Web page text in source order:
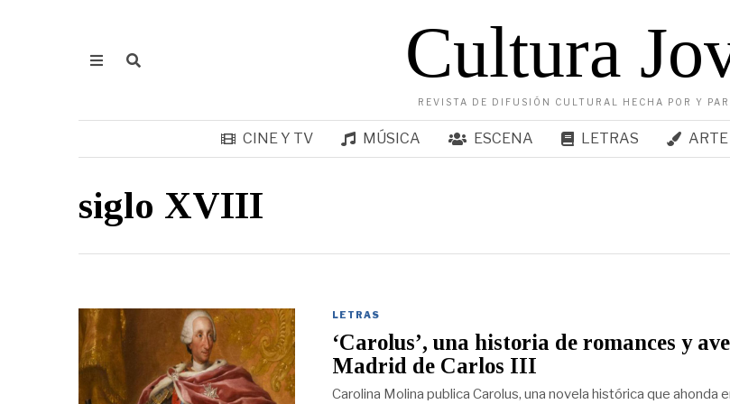
Cultura
REVISTA DE DIFUSIÓN CULTURAL HECHA POR Y
CINE Y TV MÚSICA ESCENA LETRAS ARTE
siglo XVIII
LETRAS
‘Carolus’, una historia de romances y
Madrid de Carlos III
Carolina Molina publica Carolus, una novela histórica que ahonda